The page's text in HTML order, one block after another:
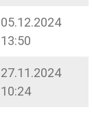
05.12.2024
13:50
27.11.2024
10:24